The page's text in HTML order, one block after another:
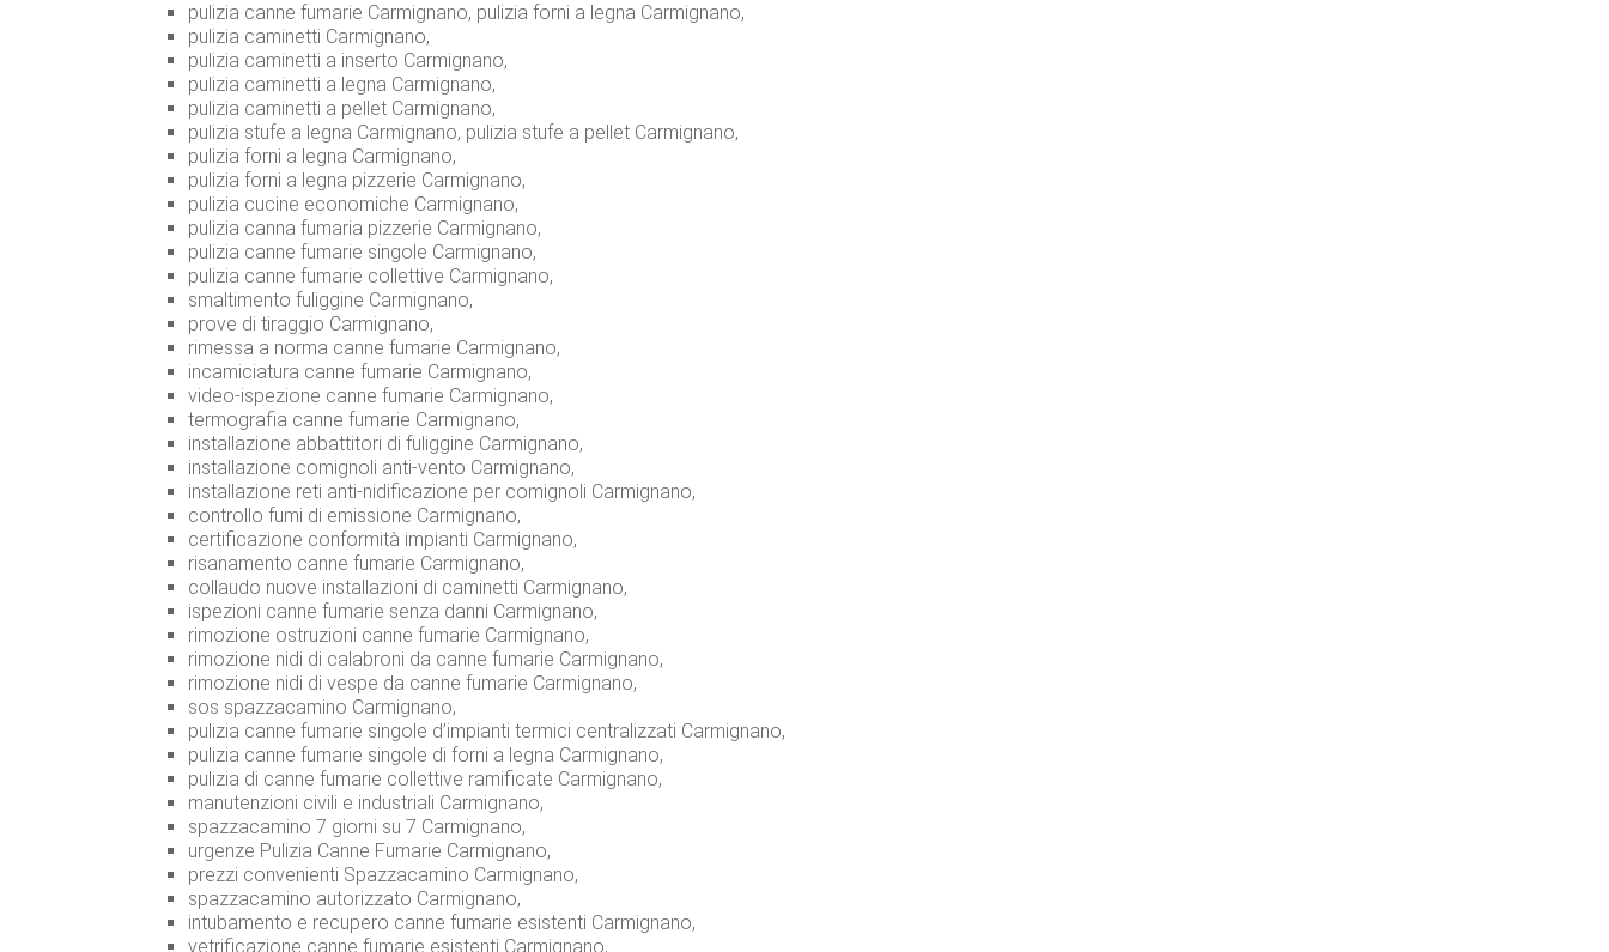
pulizia canne fumarie Carmignano, pulizia forni a legna Carmignano,
pulizia caminetti Carmignano,
pulizia caminetti a inserto Carmignano,
pulizia caminetti a legna Carmignano,
pulizia caminetti a pellet Carmignano,
pulizia stufe a legna Carmignano, pulizia stufe a pellet Carmignano,
pulizia forni a legna Carmignano,
pulizia forni a legna pizzerie Carmignano,
pulizia cucine economiche Carmignano,
pulizia canna fumaria pizzerie Carmignano,
pulizia canne fumarie singole Carmignano,
pulizia canne fumarie collettive Carmignano,
smaltimento fuliggine Carmignano,
prove di tiraggio Carmignano,
rimessa a norma canne fumarie Carmignano,
incamiciatura canne fumarie Carmignano,
video-ispezione canne fumarie Carmignano,
termografia canne fumarie Carmignano,
installazione abbattitori di fuliggine Carmignano,
installazione comignoli anti-vento Carmignano,
installazione reti anti-nidificazione per comignoli Carmignano,
controllo fumi di emissione Carmignano,
certificazione conformità impianti Carmignano,
risanamento canne fumarie Carmignano,
collaudo nuove installazioni di caminetti Carmignano,
ispezioni canne fumarie senza danni Carmignano,
rimozione ostruzioni canne fumarie Carmignano,
rimozione nidi di calabroni da canne fumarie Carmignano,
rimozione nidi di vespe da canne fumarie Carmignano,
sos spazzacamino Carmignano,
pulizia canne fumarie singole d’impianti termici centralizzati Carmignano,
pulizia canne fumarie singole di forni a legna Carmignano,
pulizia di canne fumarie collettive ramificate Carmignano,
manutenzioni civili e industriali Carmignano,
spazzacamino 7 giorni su 7 Carmignano,
urgenze Pulizia Canne Fumarie Carmignano,
prezzi convenienti Spazzacamino Carmignano,
spazzacamino autorizzato Carmignano,
intubamento e recupero canne fumarie esistenti Carmignano,
vetrificazione canne fumarie esistenti Carmignano,